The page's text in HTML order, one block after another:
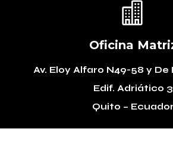

Oficina
Av. Eloy Alfaro N49-58 y De
Edif. Adriático 3
Quito – Ecuador